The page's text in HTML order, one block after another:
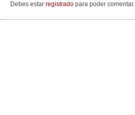
Debes estar registrado para poder comentar.